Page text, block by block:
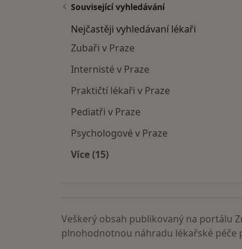
Související vyhledávání
Nejčastěji vyhledávaní lékaři
Zubaři v Praze
Internisté v Praze
Praktičtí lékaři v Praze
Pediatři v Praze
Psychologové v Praze
Více (15)
Veškerý obsah publikovaný na portálu
plnohodnotnou náhradu lékařské péče